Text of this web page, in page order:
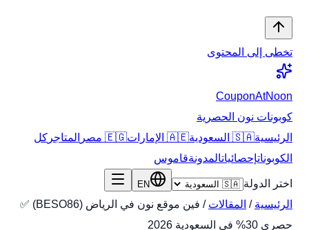
تخطى إلى المحتوى
CouponAtNoon
كوبونات نون الحصرية
الرئيسية🇸🇦 السعودية 🇦🇪 الإمارات 🇪🇬 مصر المتاجر كل
الكوبوناتإحصائياتالمدونةقاموس
اختر الدولة EN
الرئيسية / المقالات /
فين موقع نون في الرياض (BESO86) ✅
حصرى 30% فى السعودية 2026